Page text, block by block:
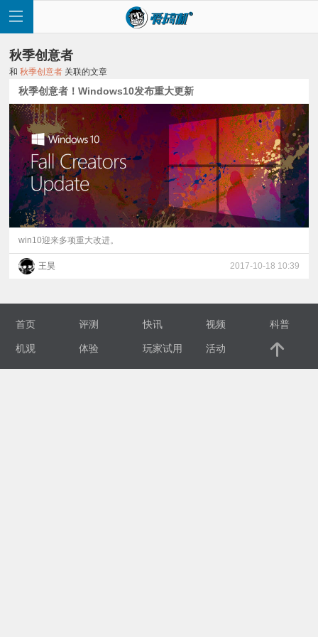
首
快
评
测
视
秋季创意者
和秋季创意者 关联的文章
秋季创意者！Windows10发布重大更新
win10迎来多项重大改进。
王昊 2017-10-18 10:39
首页 评测 快讯 视频 科普
机观 体验 玩家试用 活动